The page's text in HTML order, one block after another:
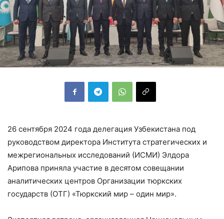
26 сентября 2024 года делегация Узбекистана под
руководством директора Института стратегических и
межрегиональных исследований (ИСМИ) Элдора
Арипова приняла участие в десятом совещании
аналитических центров Организации тюркских
государств (ОТГ) «Тюркский мир – один мир».